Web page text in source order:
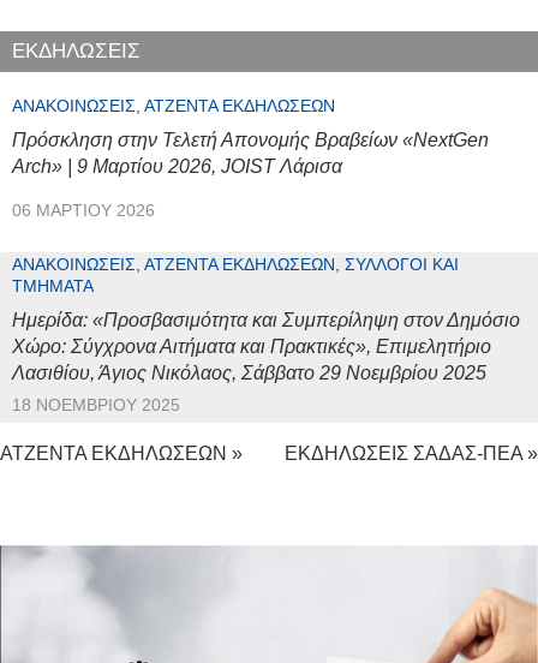
ΕΚΔΗΛΩΣΕΙΣ
ΑΝΑΚΟΙΝΏΣΕΙΣ, ΑΤΖΈΝΤΑ ΕΚΔΗΛΏΣΕΩΝ
Πρόσκληση στην Τελετή Απονομής Βραβείων «NextGen
Arch» | 9 Μαρτίου 2026, JOIST Λάρισα
06 ΜΑΡΤΊΟΥ 2026
ΑΝΑΚΟΙΝΏΣΕΙΣ, ΑΤΖΈΝΤΑ ΕΚΔΗΛΏΣΕΩΝ, ΣΎΛΛΟΓΟΙ ΚΑΙ
ΤΜΉΜΑΤΑ
Ημερίδα: «Προσβασιμότητα και Συμπερίληψη στον Δημόσιο
Χώρο: Σύγχρονα Αιτήματα και Πρακτικές», Επιμελητήριο
Λασιθίου, Άγιος Νικόλαος, Σάββατο 29 Νοεμβρίου 2025
18 ΝΟΕΜΒΡΊΟΥ 2025
ΑΤΖΕΝΤΑ ΕΚΔΗΛΩΣΕΩΝ » ΕΚΔΗΛΩΣΕΙΣ ΣΑΔΑΣ-ΠΕΑ »